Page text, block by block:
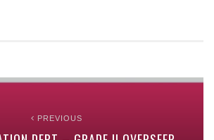
PREVIOUS